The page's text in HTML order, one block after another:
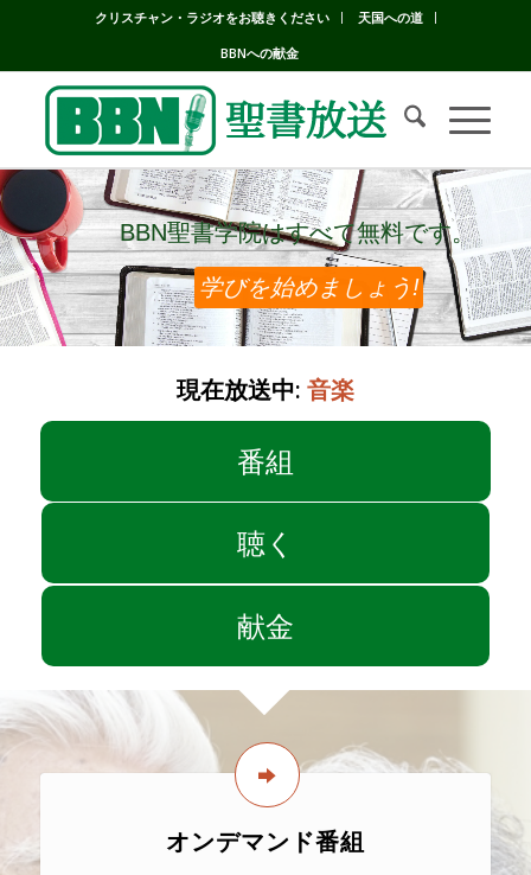
クリスチャン・ラジオをお聴きください
天国への道
BBNへの献金
BBN聖書学院はすべて無料です。
BBN聖書学院はすべて無料です。
学びを始めましょう!
現在放送中: 音楽
番組
聴く
献金
オンデマンド番組